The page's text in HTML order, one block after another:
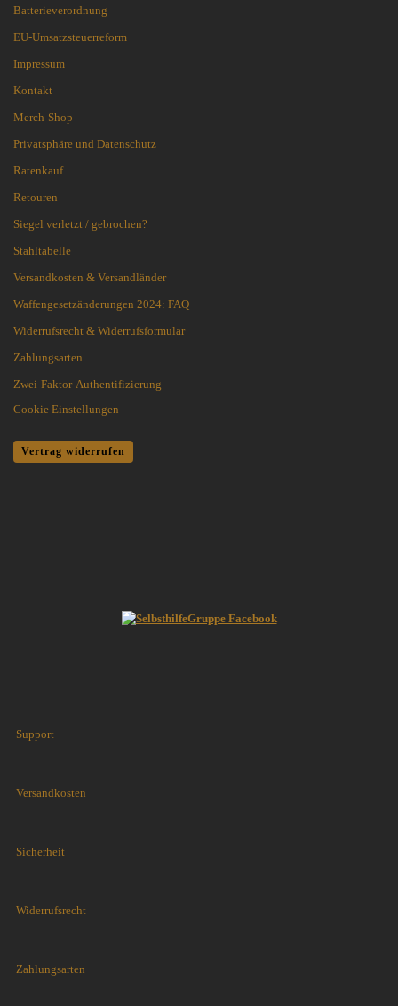
Batterieverordnung
EU-Umsatzsteuerreform
Impressum
Kontakt
Merch-Shop
Privatsphäre und Datenschutz
Ratenkauf
Retouren
Siegel verletzt / gebrochen?
Stahltabelle
Versandkosten & Versandländer
Waffengesetzänderungen 2024: FAQ
Widerrufsrecht & Widerrufsformular
Zahlungsarten
Zwei-Faktor-Authentifizierung
Cookie Einstellungen
Vertrag widerrufen
Support
Versandkosten
Sicherheit
Widerrufsrecht
Zahlungsarten